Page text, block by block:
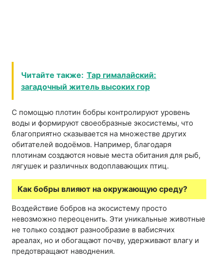
Читайте также: Тар гималайский:
загадочный житель высоких гор
С помощью плотин бобры контролируют уровень
воды и формируют своеобразные экосистемы, что
благоприятно сказывается на множестве других
обитателей водоёмов. Например, благодаря
плотинам создаются новые места обитания для рыб,
лягушек и различных водоплавающих птиц.
Как бобры влияют на окружающую среду?
Воздействие бобров на экосистему просто
невозможно переоценить. Эти уникальные животные
не только создают разнообразие в вабисячих
ареалах, но и обогащают почву, удерживают влагу и
предотвращают наводнения.